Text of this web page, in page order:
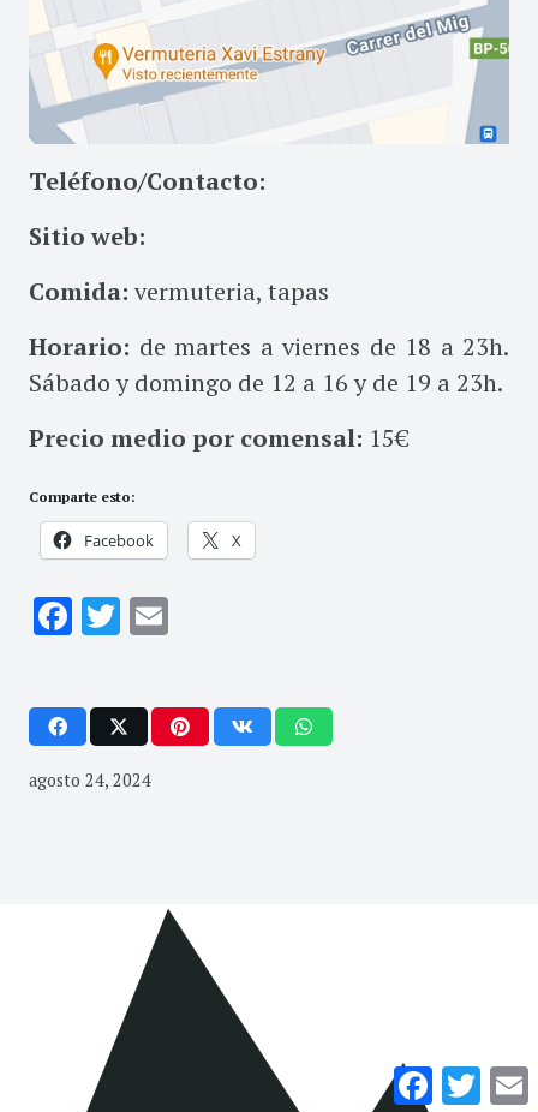
Teléfono/Contacto:
Sitio web:
Comida: vermuteria, tapas
Horario: de martes a viernes de 18 a 23h.
Sábado y domingo de 12 a 16 y de 19 a 23h.
Precio medio por comensal: 15€
Comparte esto:
Facebook X
Facebook
Twitter
agosto 24, 2024
Facebook